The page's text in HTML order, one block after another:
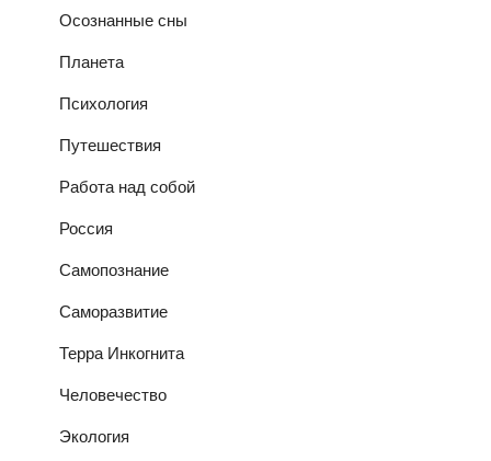
Осознанные сны
Планета
Психология
Путешествия
Работа над собой
Россия
Самопознание
Саморазвитие
Терра Инкогнита
Человечество
Экология